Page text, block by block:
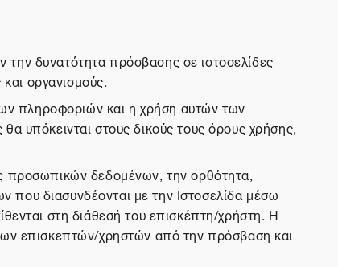
την δυνατότητα πρόσβασης σε ιστοσελίδες
οργανισμούς.
πληροφοριών και η χρήση αυτών των
υπόκεινται στους δικούς τους όρους χρήσης,
προσωπικών δεδομένων, την ορθότητα,
που διασυνδέονται με την Ιστοσελίδα μέσω
στη διάθεσή του επισκέπτη/χρήστη. Η
επισκεπτών/χρηστών από την πρόσβαση και